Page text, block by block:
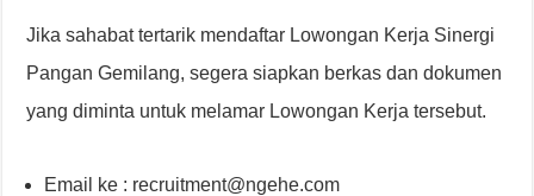
Jika sahabat tertarik mendaftar Lowongan Kerja Sinergi
Pangan Gemilang, segera siapkan berkas dan dokumen
yang diminta untuk melamar Lowongan Kerja tersebut.
Email ke : recruitment@ngehe.com